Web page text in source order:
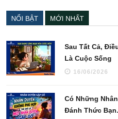
NỔI BẬT
Sau Tất Cả,
Là Cuộc Sống
16/06/2026
Có Những
Đánh Thức Bạn.
MỚI NHẤT